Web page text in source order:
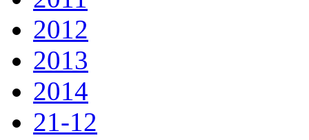
2012
2013
2014
21-12